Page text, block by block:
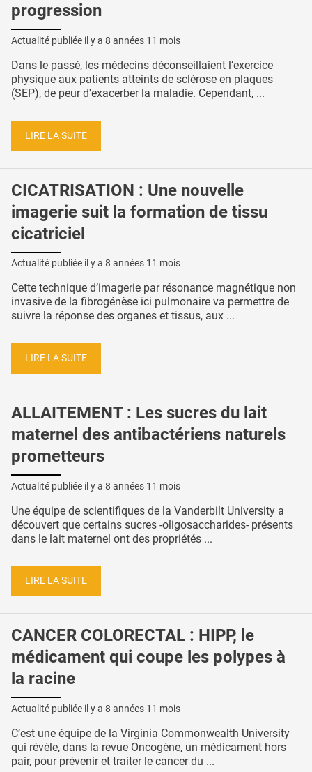
progression
Actualité publiée il y a 8 années 11 mois
Dans le passé, les médecins déconseillaient l’exercice
physique aux patients atteints de sclérose en plaques
(SEP), de peur d'exacerber la maladie. Cependant, ...
LIRE LA SUITE
CICATRISATION : Une nouvelle
imagerie suit la formation de tissu
cicatriciel
Actualité publiée il y a 8 années 11 mois
Cette technique d’imagerie par résonance magnétique non
invasive de la fibrogénèse ici pulmonaire va permettre de
suivre la réponse des organes et tissus, aux ...
LIRE LA SUITE
ALLAITEMENT : Les sucres du lait
maternel des antibactériens naturels
prometteurs
Actualité publiée il y a 8 années 11 mois
Une équipe de scientifiques de la Vanderbilt University a
découvert que certains sucres -oligosaccharides- présents
dans le lait maternel ont des propriétés ...
LIRE LA SUITE
CANCER COLORECTAL : HIPP, le
médicament qui coupe les polypes à
la racine
Actualité publiée il y a 8 années 11 mois
C’est une équipe de la Virginia Commonwealth University
qui révèle, dans la revue Oncogène, un médicament hors
pair, pour prévenir et traiter le cancer du ...